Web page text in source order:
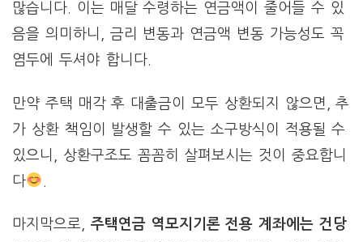
많습니다. 이는 매달 수령하는 연금액이 줄어들 수 있
음을 의미하니, 금리 변동과 연금액 변동 가능성도 꼭
염두에 두셔야 합니다.
만약 주택 매각 후 대출금이 모두 상환되지 않으면, 추
가 상환 책임이 발생할 수 있는 소구방식이 적용될 수
있으니, 상환구조도 꼼꼼히 살펴보시는 것이 중요합니
다
마지막으로, 주택연금 역모지기론 전용 계좌에는 건당